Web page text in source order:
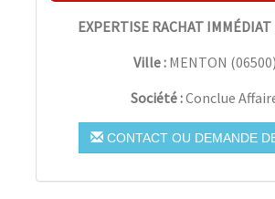
EXPERTISE RACHAT
Ville : MENTON (06500)
Société :Conclue
CONTACT OU DEMANDE